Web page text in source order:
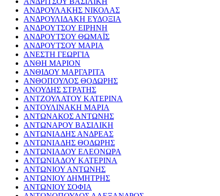
ΑΝΔΡΟΥΛΑΚΗΣ ΝΙΚΟΛΑΣ
ΑΝΔΡΟΥΛΙΔΑΚΗ ΕΥΔΟΞΙΑ
ΑΝΔΡΟΥΤΣΟΥ ΕΙΡΗΝΗ
ΑΝΔΡΟΥΤΣΟΥ ΘΩΜΑΪΣ
ΑΝΔΡΟΥΤΣΟΥ ΜΑΡΙΑ
ΑΝΕΣΤΗ ΓΕΩΡΓΙΑ
ΑΝΘΗ ΜΑΡΙΟΝ
ΑΝΘΙΔΟΥ ΜΑΡΓΑΡΙΤΑ
ΑΝΘΟΠΟΥΛΟΣ ΘΟΔΩΡΗΣ
ΑΝΟΥΔΗΣ ΣΤΡΑΤΗΣ
ΑΝΤΖΟΥΛΑΤΟΥ ΚΑΤΕΡΙΝΑ
ΑΝΤΟΥΛΙΝΑΚΗ ΜΑΡΙΑ
ΑΝΤΩΝΑΚΟΣ ΑΝΤΩΝΗΣ
ΑΝΤΩΝΑΡΟΥ ΒΑΣΙΛΙΚΗ
ΑΝΤΩΝΙΑΔΗΣ ΑΝΔΡΕΑΣ
ΑΝΤΩΝΙΑΔΗΣ ΘΟΔΩΡΗΣ
ΑΝΤΩΝΙΑΔΟΥ ΕΛΕΟΝΩΡΑ
ΑΝΤΩΝΙΑΔΟΥ ΚΑΤΕΡΙΝΑ
ΑΝΤΩΝΙΟΥ ΑΝΤΩΝΗΣ
ΑΝΤΩΝΙΟΥ ΔΗΜΗΤΡΗΣ
ΑΝΤΩΝΙΟΥ ΣΟΦΙΑ